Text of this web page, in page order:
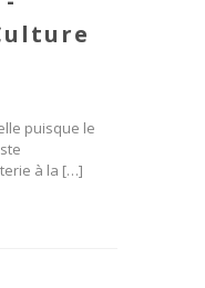
puisque le
à la […]